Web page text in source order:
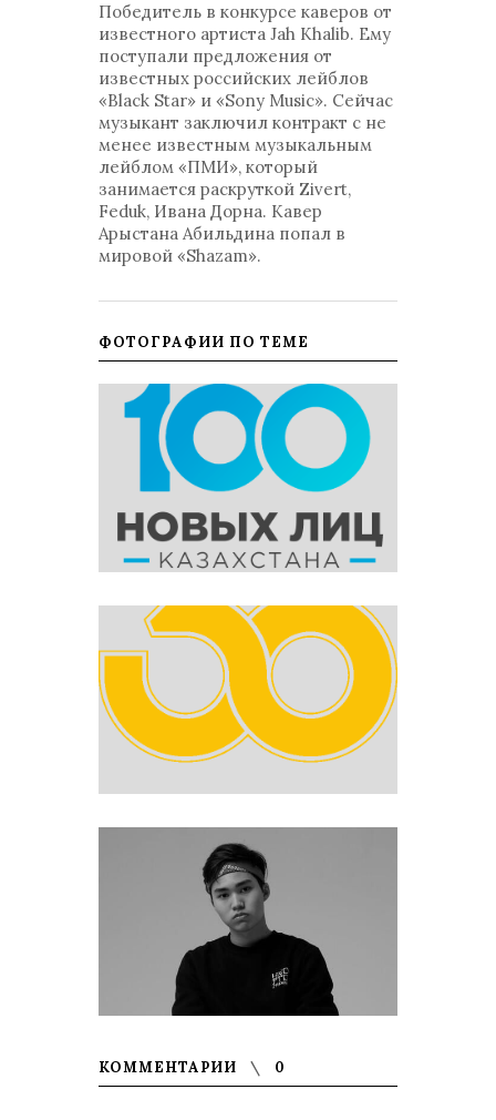
Победитель в конкурсе каверов от
известного артиста Jah Khalib. Ему
поступали предложения от
известных российских лейблов
«Black Star» и «Sony Music». Сейчас
музыкант заключил контракт с не
менее известным музыкальным
лейблом «ПМИ», который
занимается раскруткой Zivert,
Feduk, Ивана Дорна. Кавер
Арыстана Абильдина попал в
мировой «Shazam».
ФОТОГРАФИИ ПО ТЕМЕ
КОММЕНТАРИИ 0